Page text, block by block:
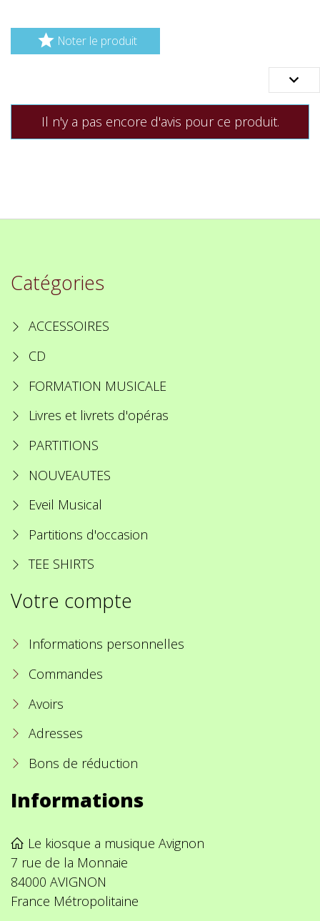
 Noter le produit

Il n'y a pas encore d'avis pour ce produit.
Catégories
ACCESSOIRES
CD
FORMATION MUSICALE
Livres et livrets d'opéras
PARTITIONS
NOUVEAUTES
Eveil Musical
Partitions d'occasion
TEE SHIRTS
Votre compte
Informations personnelles
Commandes
Avoirs
Adresses
Bons de réduction
Informations
Le kiosque a musique Avignon
7 rue de la Monnaie
84000 AVIGNON
France Métropolitaine